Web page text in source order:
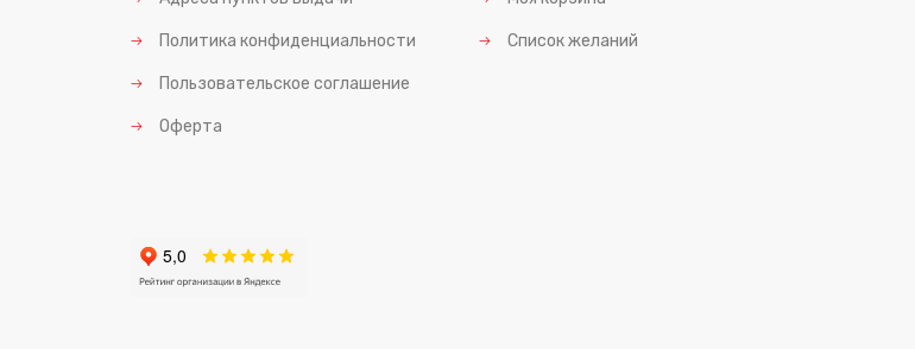
Политика конфиденциальности
Пользовательское соглашение
Оферта
Список желаний